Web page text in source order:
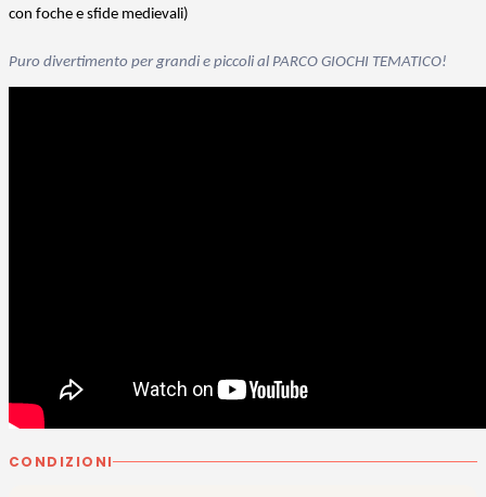
con foche e sfide medievali)
Puro divertimento per grandi e piccoli al PARCO GIOCHI TEMATICO!
CONDIZIONI